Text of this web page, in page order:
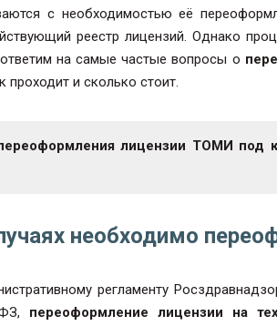
с необходимостью её
реестр лицензий. Однако
на самые частые вопросы о
проходит и сколько стоит.
лицензии ТОМИ под
необходимо
регламенту
переоформление лицензии на